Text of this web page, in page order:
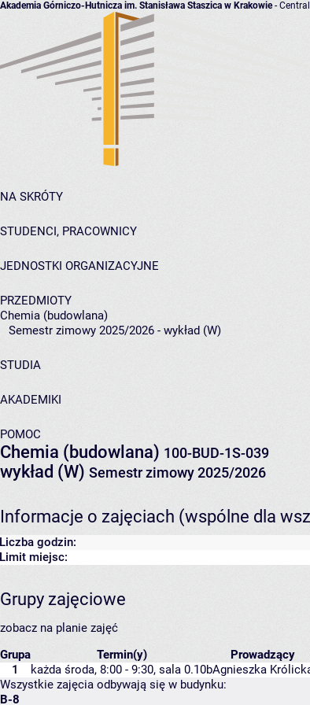
Akademia Górniczo-Hutnicza im. Stanisława Staszica w Krakowie-
NA SKRÓTY
STUDENCI, PRACOWNICY
JEDNOSTKI ORGANIZACYJNE
PRZEDMIOTY
Chemia (budowlana)
Semestr zimowy 2025/2026 - wykład (W)
STUDIA
AKADEMIKI
POMOC
Chemia (budowlana) 100-BUD-1S-039
wykład (W) Semestr zimowy 2025/2026
Informacje o zajęciach (wspólne dla
Liczba godzin:
Limit miejsc:
Grupy zajęciowe
zobacz na planie zajęć
Grupa
Termin(y) Prowadzący
1
każda środa, 8:00 - 9:30, sala 0.10bAgnieszka
Wszystkie zajęcia odbywają się w budynku:
B-8